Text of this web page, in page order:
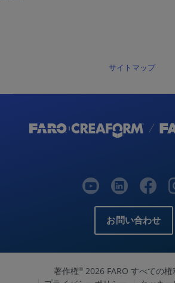
サイトマップ
お問い合わせ
著作権©2026 FARO すべての権